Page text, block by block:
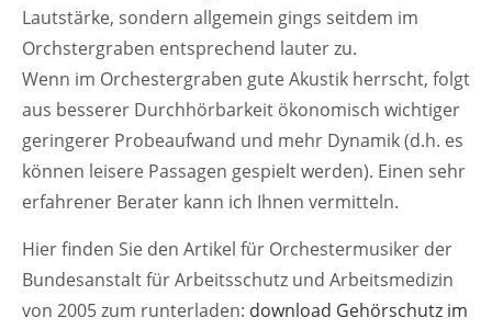
Lautstärke, sondern allgemein gings seitdem im
Orchstergraben entsprechend lauter zu.
Wenn im Orchestergraben gute Akustik herrscht, folgt
aus besserer Durchhörbarkeit ökonomisch wichtiger
geringerer Probeaufwand und mehr Dynamik (d.h. es
können leisere Passagen gespielt werden). Einen sehr
erfahrener Berater kann ich Ihnen vermitteln.
Hier finden Sie den Artikel für Orchestermusiker der
Bundesanstalt für Arbeitsschutz und Arbeitsmedizin
von 2005 zum runterladen: download Gehörschutz im